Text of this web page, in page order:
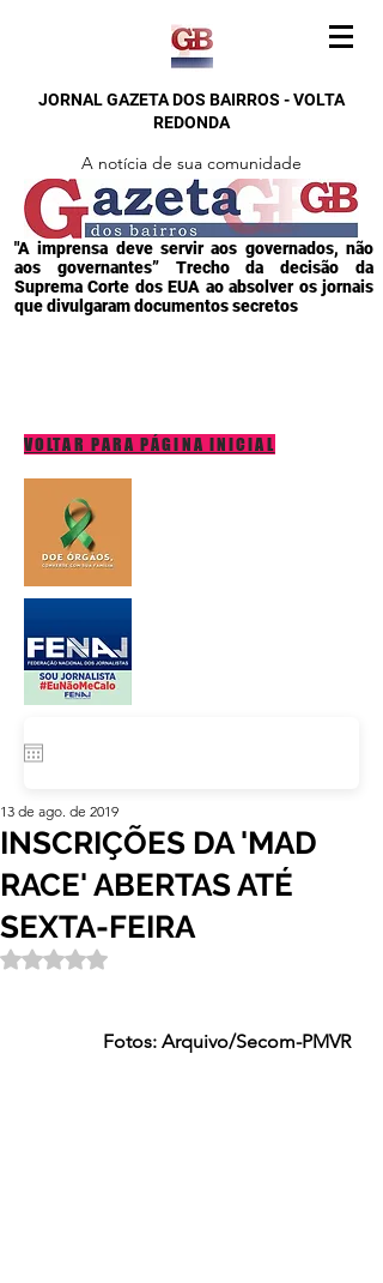
JORNAL GAZETA DOS BAIRROS - VOLTA
REDONDA
A notícia de sua comunidade
"A imprensa deve servir aos governados, não
aos governantes” Trecho da decisão da
Suprema Corte dos EUA ao absolver os jornais
que divulgaram documentos secretos
VOLTAR PARA PÁGINA INICIAL
INSCRIÇÕES DA 'MAD
RACE' ABERTAS ATÉ
SEXTA-FEIRA
13 de ago. de 2019
Avaliado com NaN de 5 estrelas.
                 Fotos: Arquivo/Secom-PMVR